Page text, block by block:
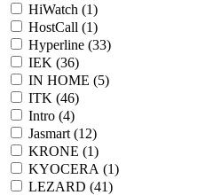
HiWatch (1)
HostCall (1)
Hyperline (33)
IEK (36)
IN HOME (5)
ITK (46)
Intro (4)
Jasmart (12)
KRONE (1)
KYOCERA (1)
LEZARD (41)